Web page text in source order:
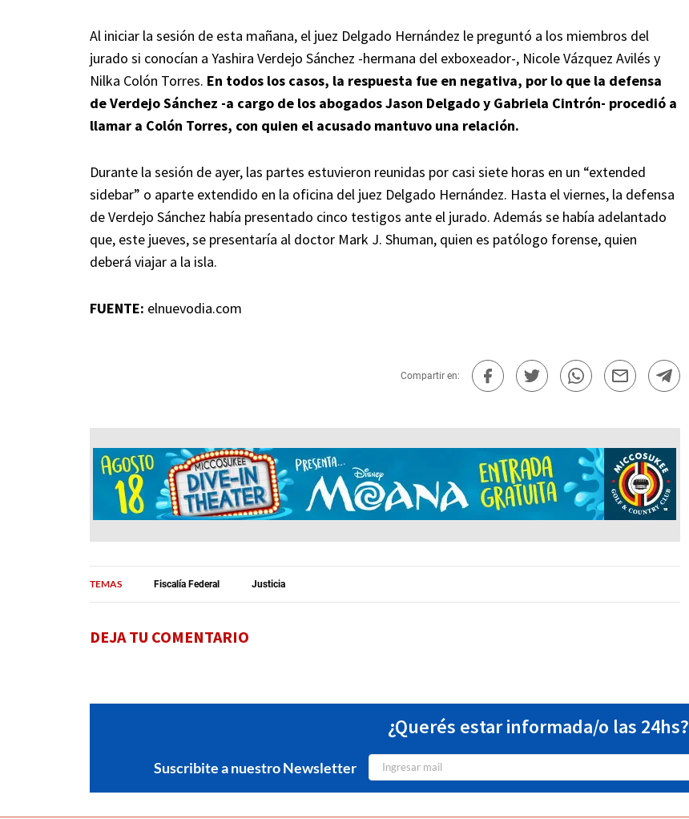
Al iniciar la sesión de esta mañana, el juez Delgado Hernández le preguntó a los miembros del
jurado si conocían a Yashira Verdejo Sánchez -hermana del exboxeador-, Nicole Vázquez Avilés y
Nilka Colón Torres. En todos los casos, la respuesta fue en negativa, por lo que la defensa
de Verdejo Sánchez -a cargo de los abogados Jason Delgado y Gabriela Cintrón- procedió a
llamar a Colón Torres, con quien el acusado mantuvo una relación.
Durante la sesión de ayer, las partes estuvieron reunidas por casi siete horas en un “extended
sidebar” o aparte extendido en la oficina del juez Delgado Hernández. Hasta el viernes, la defensa
de Verdejo Sánchez había presentado cinco testigos ante el jurado. Además se había adelantado
que, este jueves, se presentaría al doctor Mark J. Shuman, quien es patólogo forense, quien
deberá viajar a la isla.
FUENTE: elnuevodia.com
Compartir en:
TEMAS Fiscalía Federal Justicia
DEJA TU COMENTARIO
¿Querés estar informada/o las 24hs?
Suscribite a nuestro Newsletter